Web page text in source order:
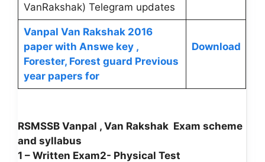
VanRakshak) Telegram updates
Vanpal Van Rakshak 2016
paper with Answe key ,
Forester, Forest guard Previous
year papers for
Download
RSMSSB Vanpal , Van Rakshak Exam scheme
and syllabus
1 – Written Exam2- Physical Test